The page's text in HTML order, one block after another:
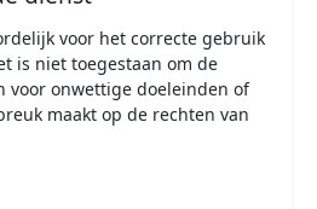
voor het correcte gebruik
is niet toegestaan om de
voor onwettige doeleinden of
maakt op de rechten van